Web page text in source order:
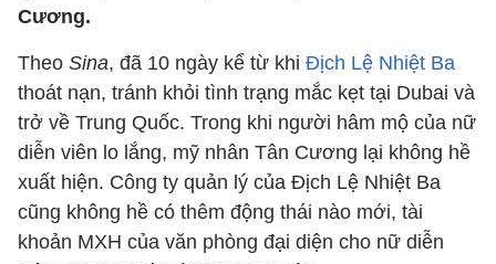
Cương.
Theo Sina, đã 10 ngày kể từ khi Địch Lệ Nhiệt Ba
thoát nạn, tránh khỏi tình trạng mắc kẹt tại Dubai và
trở về Trung Quốc. Trong khi người hâm mộ của nữ
diễn viên lo lắng, mỹ nhân Tân Cương lại không hề
xuất hiện. Công ty quản lý của Địch Lệ Nhiệt Ba
cũng không hề có thêm động thái nào mới, tài
khoản MXH của văn phòng đại diện cho nữ diễn